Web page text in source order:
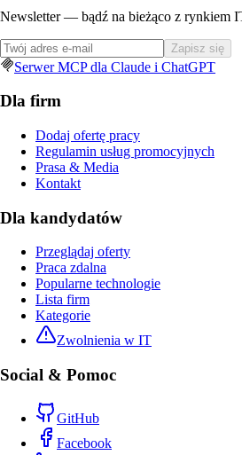
Newsletter — bądź na bieżąco z rynkiem
Zapisz się
Serwer MCP dla Claude i ChatGPT
Dla firm
Dodaj ofertę pracy
Regulamin usług promocyjnych
Prasa & Media
Kontakt
Dla kandydatów
Przeglądaj oferty
Praca zdalna
Popularne technologie
Lista firm
Kategorie
Zwolnienia w IT
Social & Pomoc
GitHub
Facebook